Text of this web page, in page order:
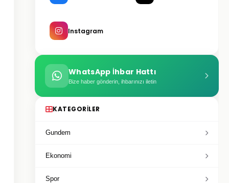
Instagram
WhatsApp İhbar Hattı
Bize haber gönderin, ihbarınızı iletin
KATEGORILER
Gundem
Ekonomi
Spor